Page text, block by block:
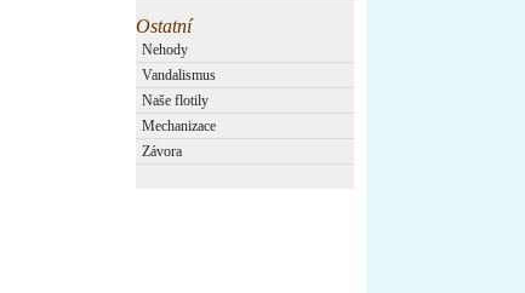
Ostatní
Nehody
Vandalismus
Naše flotily
Mechanizace
Závora